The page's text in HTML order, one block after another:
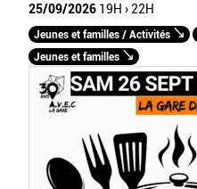
25/09/2026 19H › 22H
Jeunes et familles / Activités
Jeunes et familles